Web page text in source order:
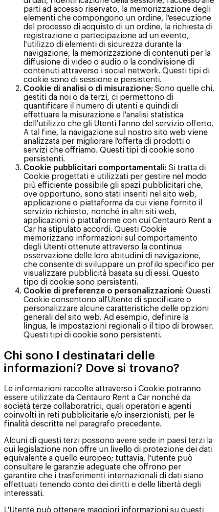
parti ad accesso riservato, la memorizzazione degli
elementi che compongono un ordine, l'esecuzione
del processo di acquisto di un ordine, la richiesta di
registrazione o partecipazione ad un evento,
l'utilizzo di elementi di sicurezza durante la
navigazione, la memorizzazione di contenuti per la
diffusione di video o audio o la condivisione di
contenuti attraverso i social network. Questi tipi di
cookie sono di sessione e persistenti.
Cookie di analisi o di misurazione: Sono quelle chi,
gestiti da noi o da terzi, ci permettono di
quantificare il numero di utenti e quindi di
effettuare la misurazione e l'analisi statistica
dell'utilizzo che gli Utenti fanno del servizio offerto.
A tal fine, la navigazione sul nostro sito web viene
analizzata per migliorare l'offerta di prodotti o
servizi che offriamo. Questi tipi di cookie sono
persistenti.
Cookie pubblicitari comportamentali: Si tratta di
Cookie progettati e utilizzati per gestire nel modo
più efficiente possibile gli spazi pubblicitari che,
ove opportuno, sono stati inseriti nel sito web,
applicazione o piattaforma da cui viene fornito il
servizio richiesto, nonché in altri siti web,
applicazioni o piattaforme con cui Centauro Rent a
Car ha stipulato accordi. Questi Cookie
memorizzano informazioni sul comportamento
degli Utenti ottenute attraverso la continua
osservazione delle loro abitudini di navigazione,
che consente di sviluppare un profilo specifico per
visualizzare pubblicità basata su di essi. Questo
tipo di cookie sono persistenti.
Cookie di preferenze o personalizzazioni: Questi
Cookie consentono all'Utente di specificare o
personalizzare alcune caratteristiche delle opzioni
generali del sito web. Ad esempio, definire la
lingua, le impostazioni regionali o il tipo di browser.
Questi tipi di cookie sono persistenti.
Chi sono I destinatari delle
informazioni? Dove si trovano?
Le informazioni raccolte attraverso i Cookie potranno
essere utilizzate da Centauro Rent a Car nonché da
società terze collaboratrici, quali operatori e agenti
coinvolti in reti pubblicitarie e/o inserzionisti, per le
finalità descritte nel paragrafo precedente.
Alcuni di questi terzi possono avere sede in paesi terzi la
cui legislazione non offre un livello di protezione dei dati
equivalente a quello europeo; tuttavia, l'utente può
consultare le garanzie adeguate che offrono per
garantire che i trasferimenti internazionali di dati siano
effettuati tenendo conto dei diritti e delle libertà degli
interessati.
L'Utente può ottenere maggiori informazioni su questi